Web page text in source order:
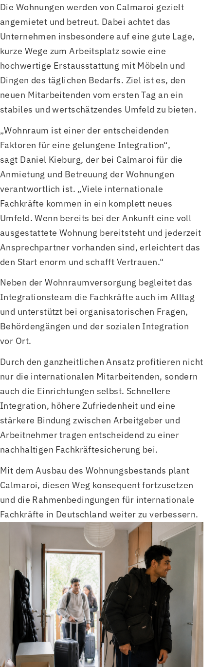
Die Wohnungen werden von Calmaroi gezielt
angemietet und betreut. Dabei achtet das
Unternehmen insbesondere auf eine gute Lage,
kurze Wege zum Arbeitsplatz sowie eine
hochwertige Erstausstattung mit Möbeln und
Dingen des täglichen Bedarfs. Ziel ist es, den
neuen Mitarbeitenden vom ersten Tag an ein
stabiles und wertschätzendes Umfeld zu bieten.
„Wohnraum ist einer der entscheidenden
Faktoren für eine gelungene Integration“,
sagt Daniel Kieburg, der bei Calmaroi für die
Anmietung und Betreuung der Wohnungen
verantwortlich ist. „Viele internationale
Fachkräfte kommen in ein komplett neues
Umfeld. Wenn bereits bei der Ankunft eine voll
ausgestattete Wohnung bereitsteht und jederzeit
Ansprechpartner vorhanden sind, erleichtert das
den Start enorm und schafft Vertrauen.“
Neben der Wohnraumversorgung begleitet das
Integrationsteam die Fachkräfte auch im Alltag
und unterstützt bei organisatorischen Fragen,
Behördengängen und der sozialen Integration
vor Ort.
Durch den ganzheitlichen Ansatz profitieren nicht
nur die internationalen Mitarbeitenden, sondern
auch die Einrichtungen selbst. Schnellere
Integration, höhere Zufriedenheit und eine
stärkere Bindung zwischen Arbeitgeber und
Arbeitnehmer tragen entscheidend zu einer
nachhaltigen Fachkräftesicherung bei.
Mit dem Ausbau des Wohnungsbestands plant
Calmaroi, diesen Weg konsequent fortzusetzen
und die Rahmenbedingungen für internationale
Fachkräfte in Deutschland weiter zu verbessern.